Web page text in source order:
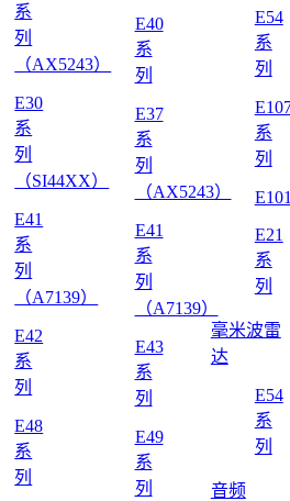
系
列
（AX5243）
E30
系
列
（SI44XX）
E41
系
列
（A7139）
E42
系
列
E48
系
列
E40
系
列
E37
系
列
（AX5243）
E41
系
列
（A7139）
E43
系
列
E49
系
列
E54
系
列
系
列
E21
系
列
毫米波雷
达
E54
系
列
音频